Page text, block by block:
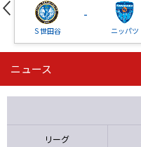
Ｓ世田谷
-
ニッパツ
第16節 09/05 (土) 15:00
ニッパツ
ニュース
リーグ